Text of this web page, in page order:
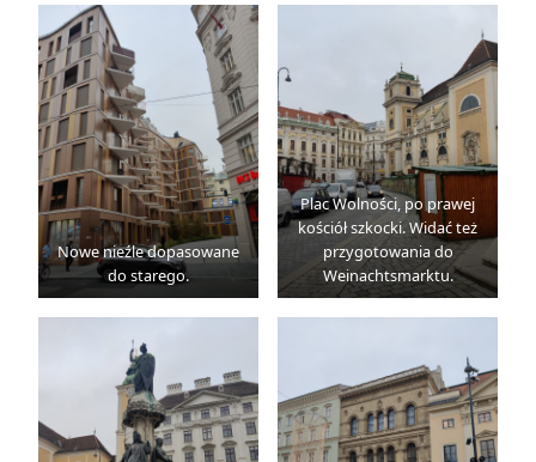
Nowe nieźle dopasowane
do starego.
Plac Wolności, po prawej
kościół szkocki. Widać też
przygotowania do
Weinachtsmarktu.